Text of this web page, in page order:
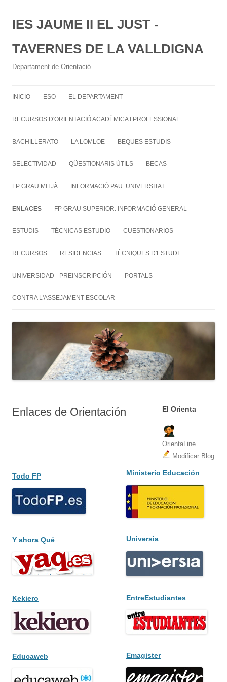
IES JAUME II EL JUST -
TAVERNES DE LA VALLDIGNA
Departament de Orientació
INICIO ESO EL DEPARTAMENT
RECURSOS D'ORIENTACIÓ ACADÈMICA I PROFESSIONAL
BACHILLERATO LA LOMLOE BEQUES ESTUDIS
SELECTIVIDAD QÜESTIONARIS ÚTILS BECAS
FP GRAU MITJÀ INFORMACIÓ PAU: UNIVERSITAT
ENLACES FP GRAU SUPERIOR. INFORMACIÓ GENERAL
ESTUDIS TÉCNICAS ESTUDIO CUESTIONARIOS
RECURSOS RESIDENCIAS TÈCNIQUES D'ESTUDI
UNIVERSIDAD - PREINSCRIPCIÓN PORTALS
CONTRA L'ASSEJAMENT ESCOLAR
Enlaces de Orientación
Todo FP Ministerio Educación
Y ahora Qué Universia
Kekiero EntreEstudiantes
Educaweb Emagister
El Orienta
OrientaLine
Modificar Blog